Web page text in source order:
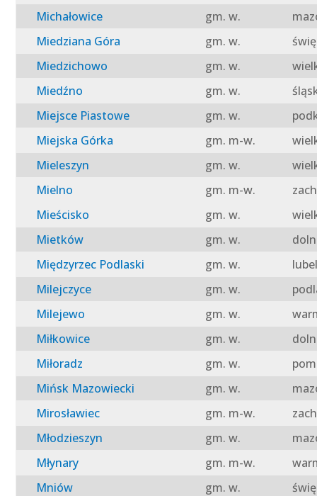
Michałowice
gm. w.
Miedziana Góra
gm. w.
Miedzichowo
gm. w.
Miedźno
gm. w.
Miejsce Piastowe
gm. w.
Miejska Górka
gm. m-w.
Mieleszyn
gm. w.
Mielno
gm. m-w.
Mieścisko
gm. w.
Mietków
gm. w.
Międzyrzec Podlaski
gm. w.
Milejczyce
gm. w.
Milejewo
gm. w.
Miłkowice
gm. w.
Miłoradz
gm. w.
Mińsk Mazowiecki
gm. w.
Mirosławiec
gm. m-w.
Młodzieszyn
gm. w.
Młynary
gm. m-w.
Mniów
gm. w.